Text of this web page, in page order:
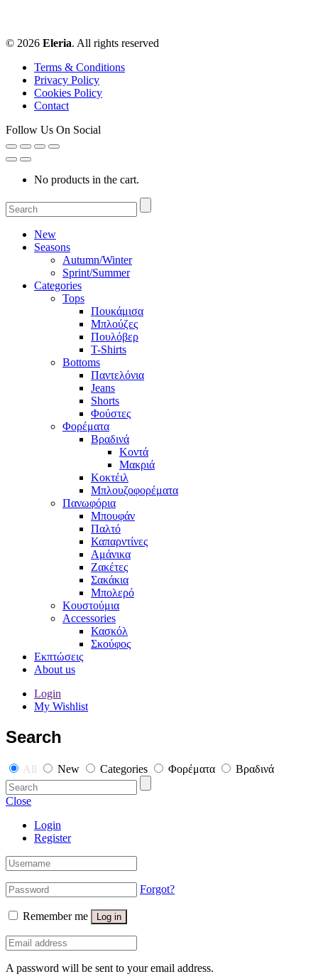
© 2026 Eleria. All rights reserved
Terms & Conditions
Privacy Policy
Cookies Policy
Contact
Follow Us On Social
No products in the cart.
New
Seasons
Autumn/Winter
Sprint/Summer
Categories
Tops
Πουκάμισα
Μπλούζες
Πουλόβερ
T-Shirts
Bottoms
Παντελόνια
Jeans
Shorts
Φούστες
Φορέματα
Βραδινά
Κοντά
Μακριά
Κοκτέιλ
Μπλουζοφορέματα
Πανωφόρια
Μπουφάν
Παλτό
Καπαρντίνες
Αμάνικα
Ζακέτες
Σακάκια
Μπολερό
Κουστούμια
Accessories
Κασκόλ
Σκούφος
Εκπτώσεις
About us
Login
My Wishlist
Search
All New Categories Φορέματα Βραδινά
Close
Login
Register
Forgot?
Remember me Log in
A password will be sent to your email address.